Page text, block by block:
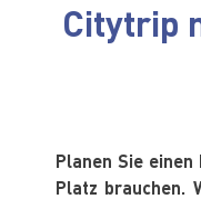
Citytrip
Planen Sie
Platz brauchen.